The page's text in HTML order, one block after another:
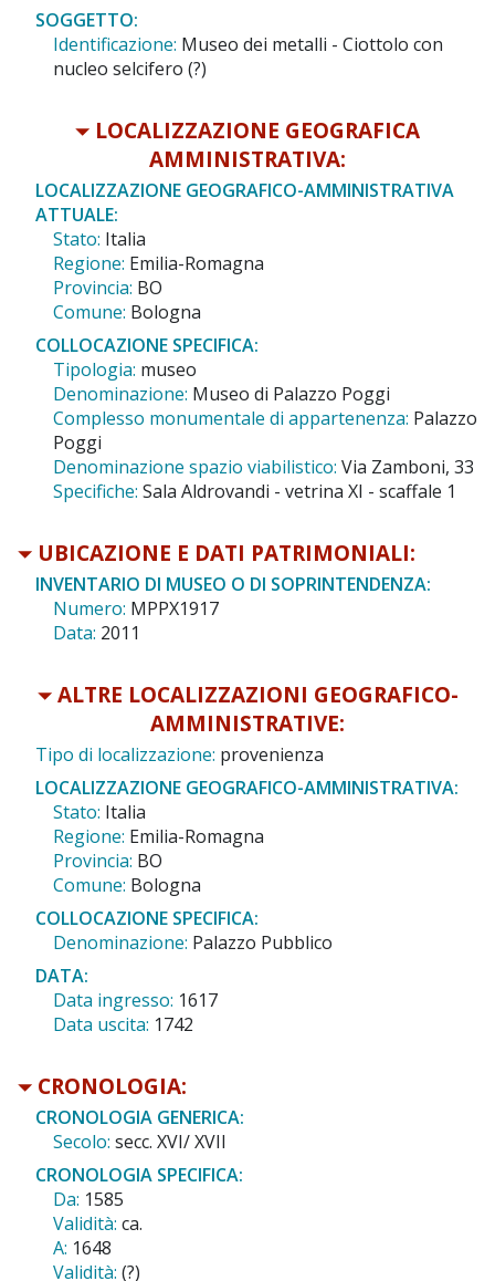
SOGGETTO:
Identificazione: Museo dei metalli - Ciottolo con
nucleo selcifero (?)
LOCALIZZAZIONE GEOGRAFICA
AMMINISTRATIVA:
LOCALIZZAZIONE GEOGRAFICO-AMMINISTRATIVA
ATTUALE:
Stato: Italia
Regione: Emilia-Romagna
Provincia: BO
Comune: Bologna
COLLOCAZIONE SPECIFICA:
Tipologia: museo
Denominazione: Museo di Palazzo Poggi
Complesso monumentale di appartenenza: Palazzo
Poggi
Denominazione spazio viabilistico: Via Zamboni, 33
Specifiche: Sala Aldrovandi - vetrina XI - scaffale 1
UBICAZIONE E DATI PATRIMONIALI:
INVENTARIO DI MUSEO O DI SOPRINTENDENZA:
Numero: MPPX1917
Data: 2011
ALTRE LOCALIZZAZIONI GEOGRAFICO-
AMMINISTRATIVE:
Tipo di localizzazione: provenienza
LOCALIZZAZIONE GEOGRAFICO-AMMINISTRATIVA:
Stato: Italia
Regione: Emilia-Romagna
Provincia: BO
Comune: Bologna
COLLOCAZIONE SPECIFICA:
Denominazione: Palazzo Pubblico
DATA:
Data ingresso: 1617
Data uscita: 1742
CRONOLOGIA:
CRONOLOGIA GENERICA:
Secolo: secc. XVI/ XVII
CRONOLOGIA SPECIFICA:
Da: 1585
Validità: ca.
A: 1648
Validità: (?)